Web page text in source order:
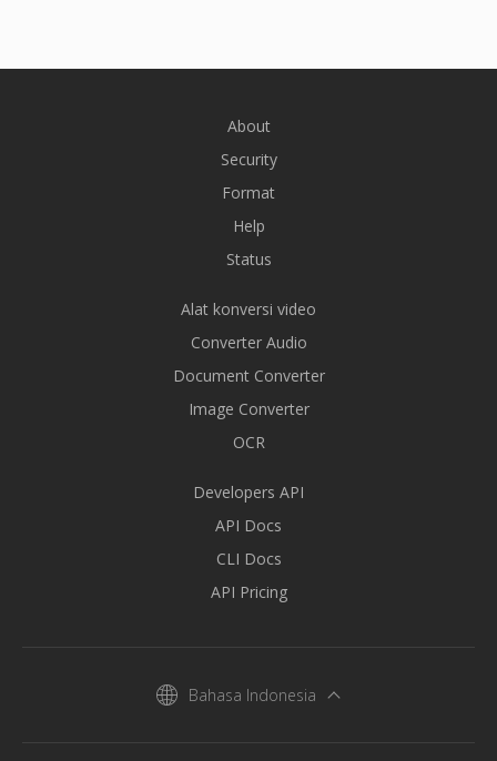
About
Security
Format
Help
Status
Alat konversi video
Converter Audio
Document Converter
Image Converter
OCR
Developers API
API Docs
CLI Docs
API Pricing
Bahasa Indonesia